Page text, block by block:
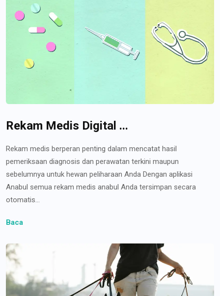
Rekam Medis Digital ...
Rekam medis berperan penting dalam mencatat hasil
pemeriksaan diagnosis dan perawatan terkini maupun
sebelumnya untuk hewan peliharaan Anda Dengan aplikasi
Anabul semua rekam medis anabul Anda tersimpan secara
otomatis...
Baca